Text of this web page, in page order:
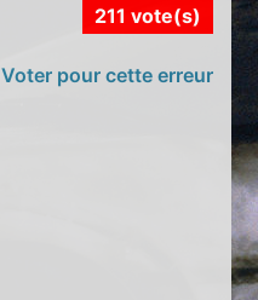
211 vote(s)
Voter pour cette erreur